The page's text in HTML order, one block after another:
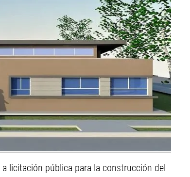
licitación pública para la construcción del